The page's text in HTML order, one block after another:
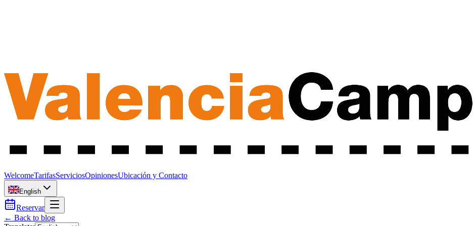
WelcomeTarifasServiciosOpinionesUbicación y Contacto
English
Reservar
← Back to blog